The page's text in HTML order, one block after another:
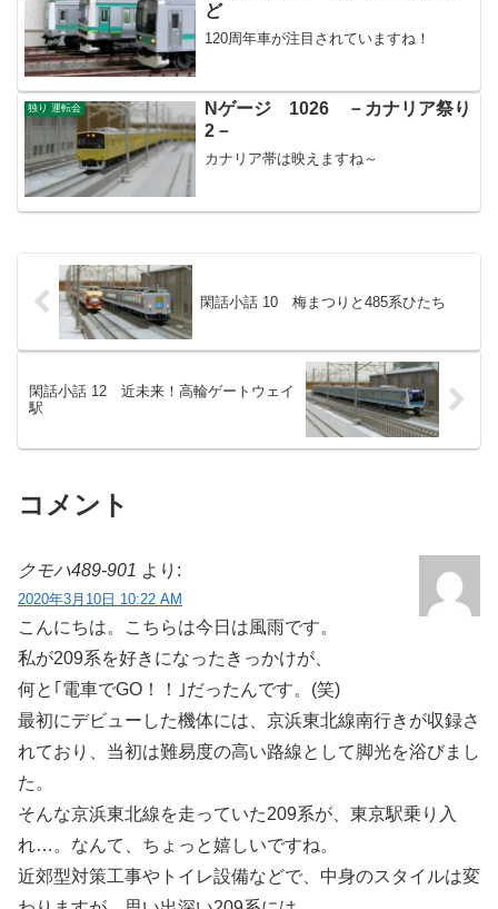
ど
120周年車が注目されていますね！
独り 運転会
Nゲージ 1026 －カナリア祭り
2－
カナリア帯は映えますね～
閑話小話 10 梅まつりと485系ひたち
閑話小話 12 近未来！高輪ゲートウェイ
駅
コメント
クモハ489-901 より:
2020年3月10日 10:22 AM
こんにちは。こちらは今日は風雨です。
私が209系を好きになったきっかけが、
何と｢電車でGO！！｣だったんです。(笑)
最初にデビューした機体には、京浜東北線南行きが収録さ
れており、当初は難易度の高い路線として脚光を浴びまし
た。
そんな京浜東北線を走っていた209系が、東京駅乗り入
れ…。なんて、ちょっと嬉しいですね。
近郊型対策工事やトイレ設備などで、中身のスタイルは変